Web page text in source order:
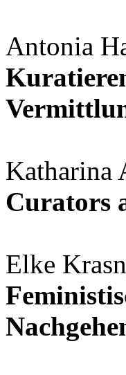
Antonia
Katharina
Curators
Elke